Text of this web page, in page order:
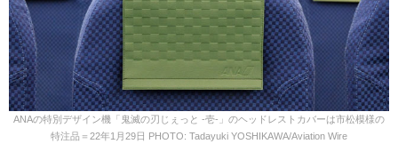
ANAの特別デザイン機「鬼滅の刃じぇっと -壱-」のヘッドレストカバーは市松模様の
特注品＝22年1月29日 PHOTO: Tadayuki YOSHIKAWA/Aviation Wire